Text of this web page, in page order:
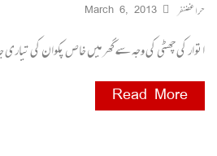
حرا غضنفر March 6, 2013
اتوار کی چھٹی کی وجہ سے گھر میں خاص پکوان کی
Read More